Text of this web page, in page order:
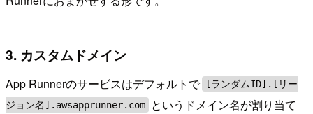
3. カスタムドメイン
App Runnerのサービスはデフォルトで
[ランダムID].[リー
ジョン名].awsapprunner.com
というドメイン名が割り当て